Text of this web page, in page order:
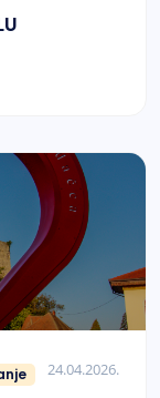
24.04.2026.